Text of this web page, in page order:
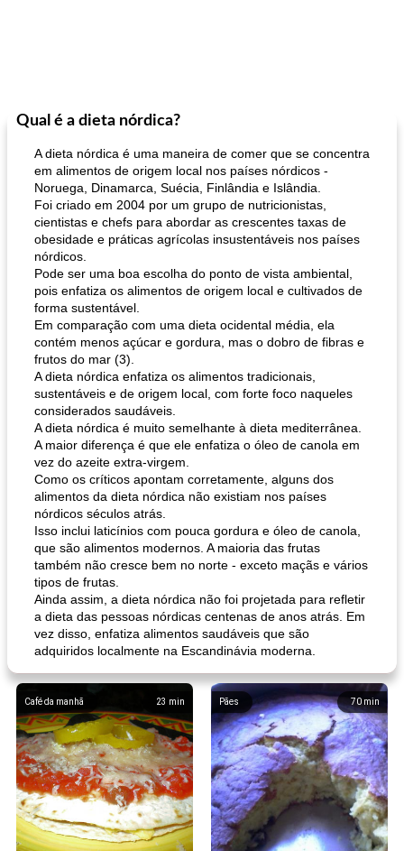
Qual é a dieta nórdica?
A dieta nórdica é uma maneira de comer que se concentra
em alimentos de origem local nos países nórdicos -
Noruega, Dinamarca, Suécia, Finlândia e Islândia.
Foi criado em 2004 por um grupo de nutricionistas,
cientistas e chefs para abordar as crescentes taxas de
obesidade e práticas agrícolas insustentáveis ​​nos países
nórdicos.
Pode ser uma boa escolha do ponto de vista ambiental,
pois enfatiza os alimentos de origem local e cultivados de
forma sustentável.
Em comparação com uma dieta ocidental média, ela
contém menos açúcar e gordura, mas o dobro de fibras e
frutos do mar (3).
A dieta nórdica enfatiza os alimentos tradicionais,
sustentáveis ​​e de origem local, com forte foco naqueles
considerados saudáveis.
A dieta nórdica é muito semelhante à dieta mediterrânea.
A maior diferença é que ele enfatiza o óleo de canola em
vez do azeite extra-virgem.
Como os críticos apontam corretamente, alguns dos
alimentos da dieta nórdica não existiam nos países
nórdicos séculos atrás.
Isso inclui laticínios com pouca gordura e óleo de canola,
que são alimentos modernos. A maioria das frutas
também não cresce bem no norte - exceto maçãs e vários
tipos de frutas.
Ainda assim, a dieta nórdica não foi projetada para refletir
a dieta das pessoas nórdicas centenas de anos atrás. Em
vez disso, enfatiza alimentos saudáveis ​​que são
adquiridos localmente na Escandinávia moderna.
23 min
Café da manhã 70 min
Pães